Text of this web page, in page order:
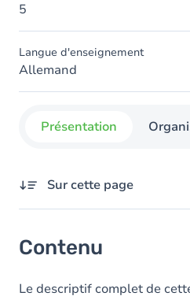
5
Langue d'enseignement
Allemand
Présentation
Sur cette page
Contenu
Le descriptif complet de